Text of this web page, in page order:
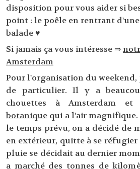
disposition pour vous aider si
point : le poêle en rentrant
balade ♥
Si jamais ça vous intéresse ⇒
Amsterdam
Pour l'organisation du weekend,
de particulier. Il y a
chouettes à Amsterdam et
botanique qui a l'air
le temps prévu, on a décidé de
en extérieur, quitte à se réfugier
pluie se décidait au dernier
a marché des tonnes de